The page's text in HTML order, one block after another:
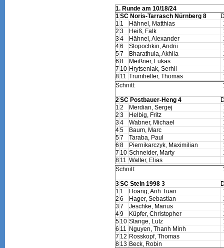
1. Runde am 10/18/24
1 SC Noris-Tarrasch Nürnberg 8
1 1 Hähnel, Matthias
2 3 Heiß, Falk
34 Hähnel, Alexander
46 Stopochkin, Andrii
57 Bharathula, Akhila
6 8 Meißner, Lukas
7 10 Hrytseniak, Serhii
8 11 Trumheller, Thomas
Schnitt:
2 SC Postbauer-Heng 4
1 2 Merdian, Sergej
2 3 Helbig, Fritz
34 Wabner, Michael
45 Baum, Marc
57 Taraba, Paul
6 8 Piernikarczyk, Maximilian
7 10 Schneider, Marty
8 11 Walter, Elias
Schnitt:
3SC Stein 1998 3
1 1 Hoang, Anh Tuan
2 6 Hager, Sebastian
37 Jeschke, Marius
49 Küpfer, Christopher
5 10 Stange, Lutz
6 11 Nguyen, Thanh Minh
7 12 Rosskopf, Thomas
8 13 Beck, Robin